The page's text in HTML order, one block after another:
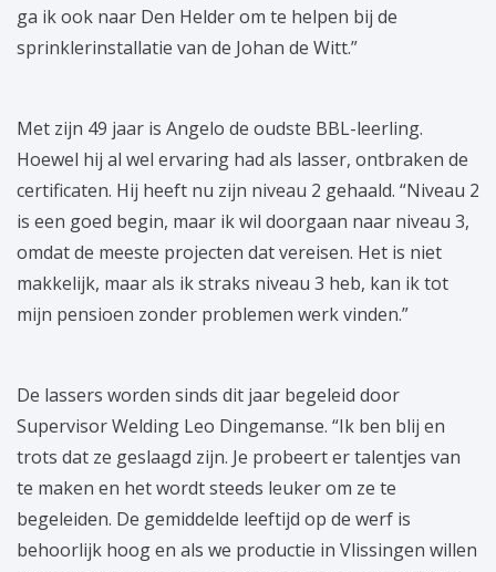
ga ik ook naar Den Helder om te helpen bij de
sprinklerinstallatie van de Johan de Witt.”
Met zijn 49 jaar is Angelo de oudste BBL-leerling.
Hoewel hij al wel ervaring had als lasser, ontbraken de
certificaten. Hij heeft nu zijn niveau 2 gehaald. “Niveau 2
is een goed begin, maar ik wil doorgaan naar niveau 3,
omdat de meeste projecten dat vereisen. Het is niet
makkelijk, maar als ik straks niveau 3 heb, kan ik tot
mijn pensioen zonder problemen werk vinden.”
De lassers worden sinds dit jaar begeleid door
Supervisor Welding Leo Dingemanse. “Ik ben blij en
trots dat ze geslaagd zijn. Je probeert er talentjes van
te maken en het wordt steeds leuker om ze te
begeleiden. De gemiddelde leeftijd op de werf is
behoorlijk hoog en als we productie in Vlissingen willen